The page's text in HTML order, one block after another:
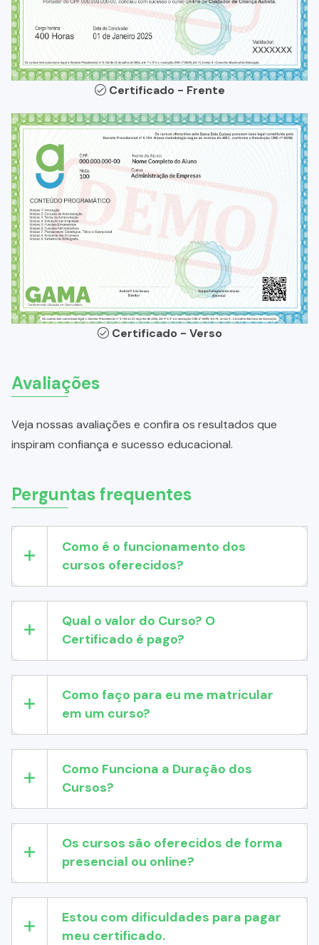
Certificado - Frente
Certificado - Verso
Avaliações
Veja nossas avaliações e confira os resultados que
inspiram confiança e sucesso educacional.
Perguntas frequentes
Como é o funcionamento dos
cursos oferecidos?
Qual o valor do Curso? O
Certificado é pago?
Como faço para eu me matricular
em um curso?
Como Funciona a Duração dos
Cursos?
Os cursos são oferecidos de forma
presencial ou online?
Estou com dificuldades para pagar
meu certificado.